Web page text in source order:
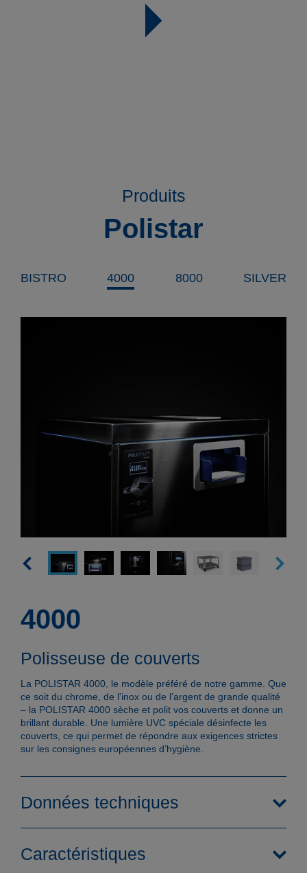
Produits
Polistar
BISTRO 4000 8000 SILVER
4000
Polisseuse de couverts
La POLISTAR 4000, le modèle préféré de notre gamme. Que
ce soit du chrome, de l'inox ou de l’argent de grande qualité
– la POLISTAR 4000 sèche et polit vos couverts et donne un
brillant durable. Une lumière UVC spéciale désinfecte les
couverts, ce qui permet de répondre aux exigences strictes
sur les consignes européennes d’hygiène.
Données techniques
Caractéristiques